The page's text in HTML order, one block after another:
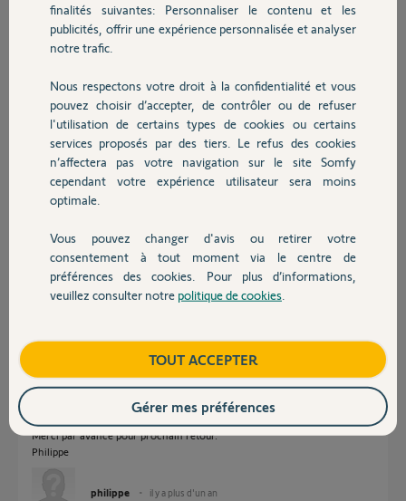
Domotique
Chauffage
Autres produits
Devis avec un pro
Contact
philippe
il y a plus d'un an
Réponses
Bonjour Philippe,
Bonne journée,
Vanessa F. il y a plus d'un an
Je reviens sur le sujet afin de savoir si je n'ai besoin que du boitier
Tahoma ou bien s'il est nécessaire d'avoir d'autres équipements tels que
des interrupteurs spécifiques ou autres...
Merci par avance pour prochain retour.
Philippe
philippe il y a plus d'un an
finalités suivantes: Personnaliser le contenu et les
publicités, offrir une expérience personnalisée et analyser
notre trafic.
Nous respectons votre droit à la confidentialité et vous
pouvez choisir d’accepter, de contrôler ou de refuser
l'utilisation de certains types de cookies ou certains
services proposés par des tiers. Le refus des cookies
n’affectera pas votre navigation sur le site Somfy
cependant votre expérience utilisateur sera moins
optimale.
Vous pouvez changer d'avis ou retirer votre
consentement à tout moment via le centre de
préférences des cookies. Pour plus d’informations,
veuillez consulter notre politique de cookies
TOUT ACCEPTER
Gérer mes préférences